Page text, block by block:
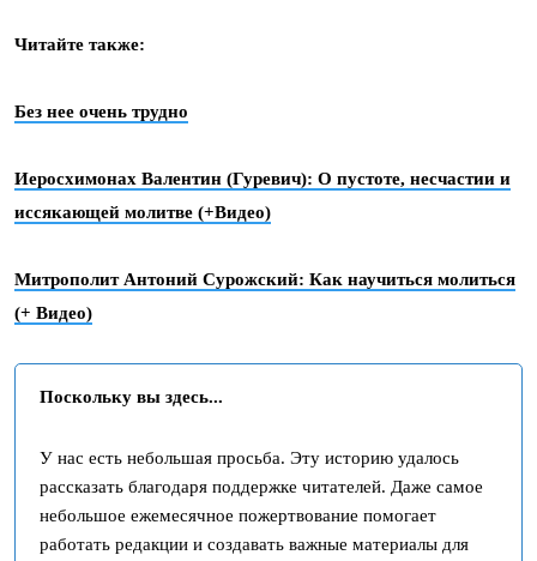
Читайте также:
Без нее очень трудно
Иеросхимонах Валентин (Гуревич): О пустоте, несчастии и
иссякающей молитве (+Видео)
Митрополит Антоний Сурожский: Как научиться молиться
(+ Видео)
Поскольку вы здесь...
У нас есть небольшая просьба. Эту историю удалось
рассказать благодаря поддержке читателей. Даже самое
небольшое ежемесячное пожертвование помогает
работать редакции и создавать важные материалы для